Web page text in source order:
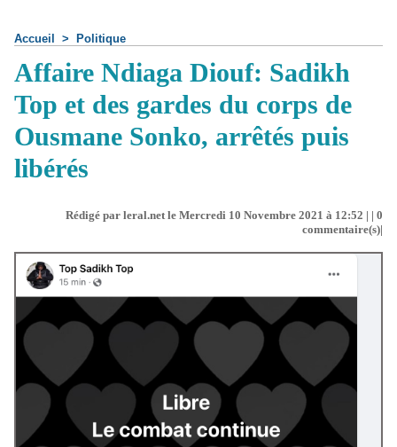
Accueil > Politique
Affaire Ndiaga Diouf: Sadikh
Top et des gardes du corps de
Ousmane Sonko, arrêtés puis
libérés
Rédigé par leral.net le Mercredi 10 Novembre 2021 à 12:52 | | 0
commentaire(s)|